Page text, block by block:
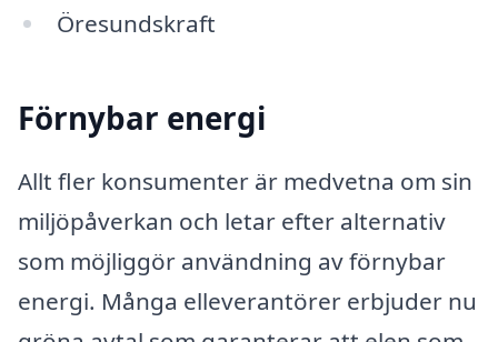
Öresundskraft
Förnybar energi
Allt fler konsumenter är medvetna om sin
miljöpåverkan och letar efter alternativ
som möjliggör användning av förnybar
energi. Många elleverantörer erbjuder nu